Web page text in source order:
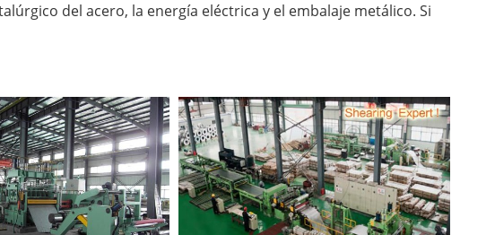
del acero, la energía eléctrica y el embalaje metálico. Si